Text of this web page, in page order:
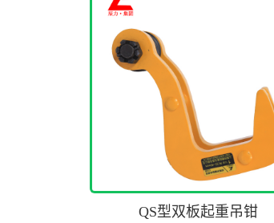
QS型双板起重吊钳